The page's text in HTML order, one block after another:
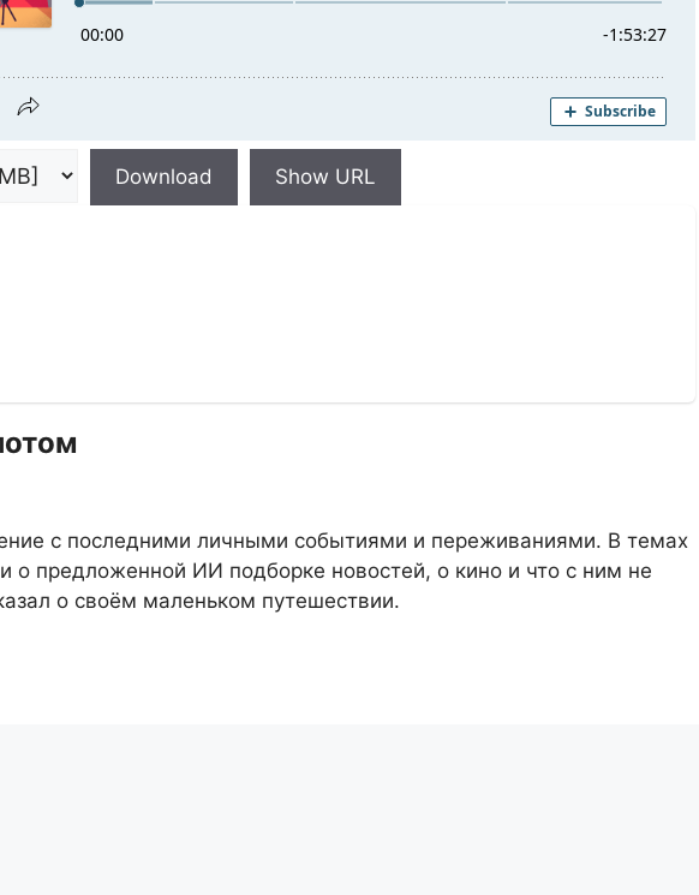
Download Show URL
с последними личными событиями и переживаниями. В темах
о предложенной ИИ подборке новостей, о кино и что с ним не
о своём маленьком путешествии.